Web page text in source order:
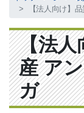
【法人向け】
【法人
産 ア
ガ
防腐注入材【サ
ソフトウッド【
デッキ関連商品
縁台・デッキキ
塗料・防腐剤・